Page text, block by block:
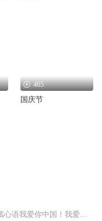
465
国庆节